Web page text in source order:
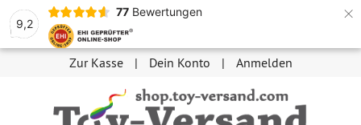
9,2
77 Bewertungen ×
Zur Kasse Dein Konto Anmelden